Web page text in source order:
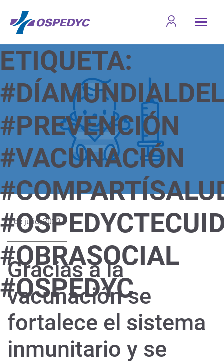
ETIQUETA:
#PREVENCIÓN
#VACUNACIÓN
#OBRASOCIAL
#OSPEDYC
1 de julio, 2023
Gracias a la
vacunación se
fortalece el sistema
inmunitario y se